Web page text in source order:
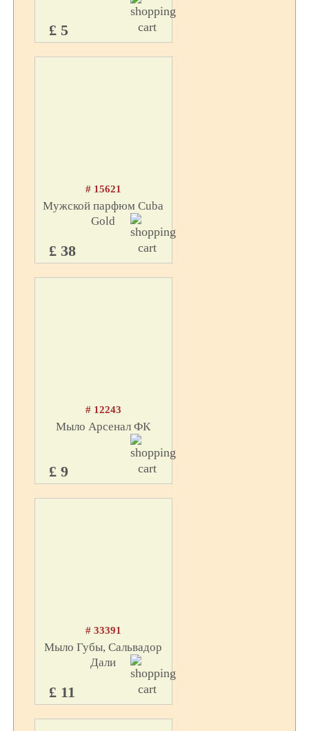
£ 5
# 15621
Мужской парфюм Cuba
Gold
£ 38
# 12243
Мыло Арсенал ФК
£ 9
# 33391
Мыло Губы, Сальвадор
Дали
£ 11